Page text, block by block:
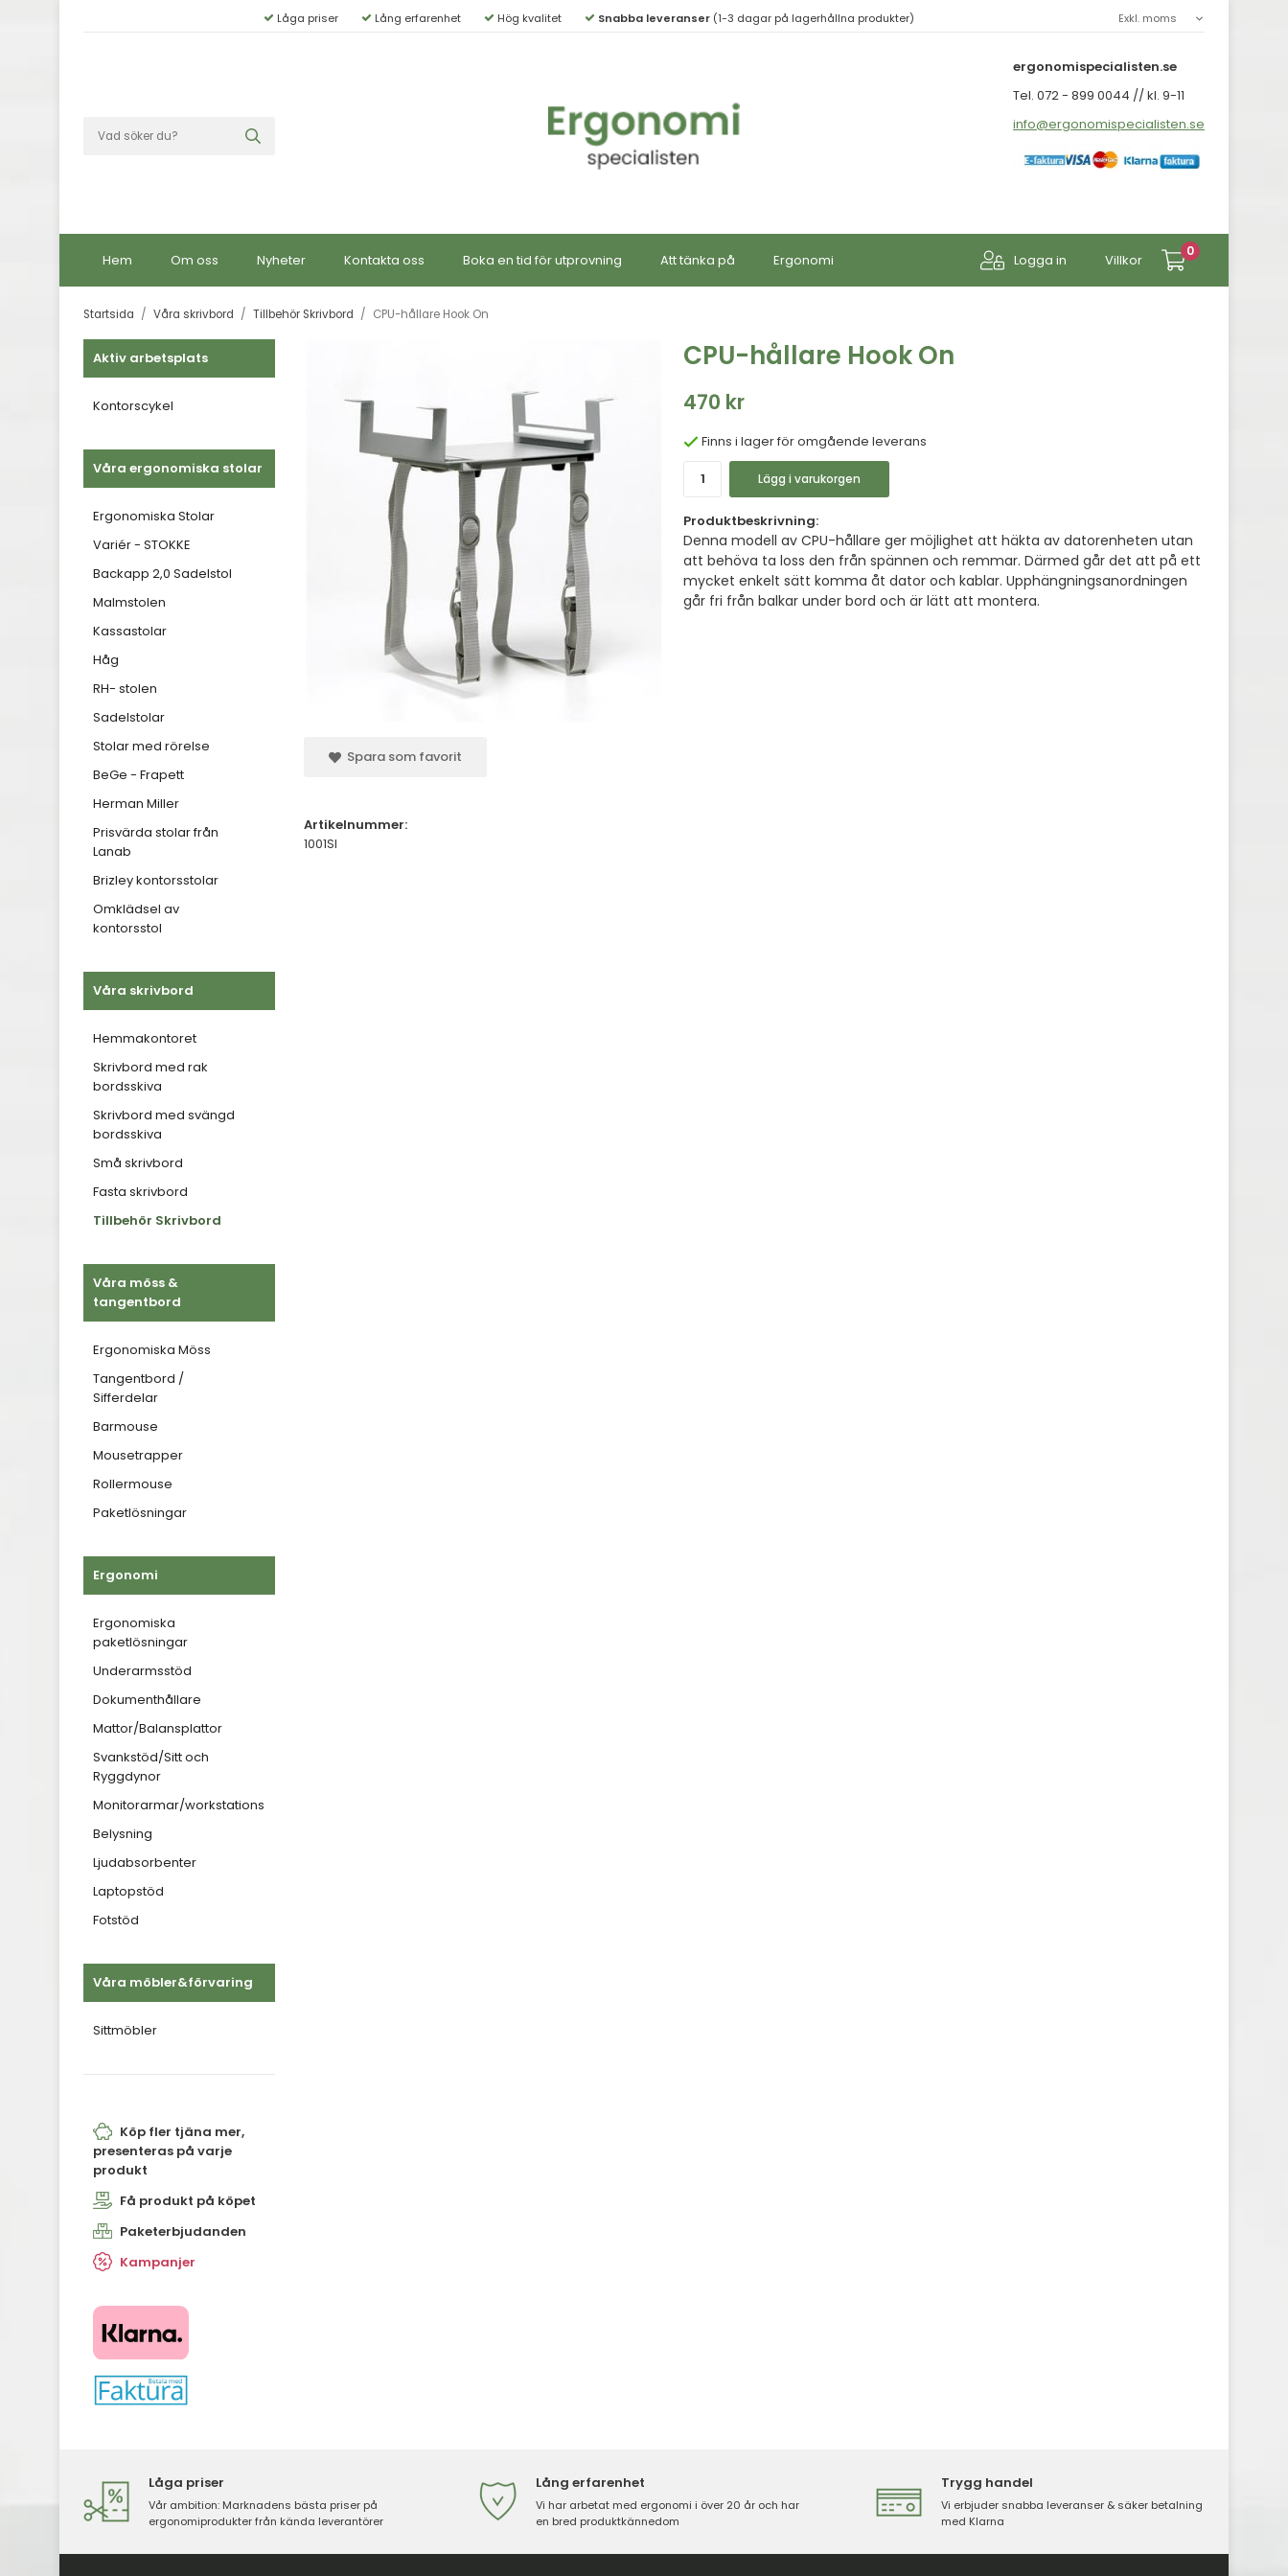
Låga priser Lång erfarenhet Hög kvalitet Snabba leveranser (1-3 dagar på lagerhållna produkter)
ergonomispecialisten.se
Tel. 072 - 899 0044 // kl. 9-11
info@ergonomispecialisten.se
Hem Om oss Nyheter Kontakta oss Boka en tid för utprovning Att tänka på Ergonomi Logga in Villkor 0
Startsida / Våra skrivbord / Tillbehör Skrivbord / CPU-hållare Hook On
Aktiv arbetsplats
Kontorscykel
Våra ergonomiska stolar
Ergonomiska Stolar
Variér - STOKKE
Backapp 2,0 Sadelstol
Malmstolen
Kassastolar
Håg
RH- stolen
Sadelstolar
Stolar med rörelse
BeGe - Frapett
Herman Miller
Prisvärda stolar från
Lanab
Brizley kontorsstolar
Omklädsel av
kontorsstol
Våra skrivbord
Hemmakontoret
Skrivbord med rak
bordsskiva
Skrivbord med svängd
bordsskiva
Små skrivbord
Fasta skrivbord
Tillbehör Skrivbord
Våra möss &
tangentbord
Ergonomiska Möss
Tangentbord /
Sifferdelar
Barmouse
Mousetrapper
Rollermouse
Paketlösningar
Ergonomi
Ergonomiska
paketlösningar
Underarmsstöd
Dokumenthållare
Mattor/Balansplattor
Svankstöd/Sitt och
Ryggdynor
Monitorarmar/workstations
Belysning
Ljudabsorbenter
Laptopstöd
Fotstöd
Våra möbler&förvaring
Sittmöbler
Köp fler tjäna mer,
presenteras på varje
produkt
Få produkt på köpet
Paketerbjudanden
Kampanjer
CPU-hållare Hook On
470 kr
Finns i lager för omgående leverans
Lägg i varukorgen
Produktbeskrivning:
Denna modell av CPU-hållare ger möjlighet att häkta av datorenheten utan
att behöva ta loss den från spännen och remmar. Därmed går det att på ett
mycket enkelt sätt komma åt dator och kablar. Upphängningsanordningen
går fri från balkar under bord och är lätt att montera.
Spara som favorit
Artikelnummer:
1001SI
Låga priser
Vår ambition: Marknadens bästa priser på
ergonomiprodukter från kända leverantörer
Lång erfarenhet
Vi har arbetat med ergonomi i över 20 år och har
en bred produktkännedom
Trygg handel
Vi erbjuder snabba leveranser & säker betalning
med Klarna